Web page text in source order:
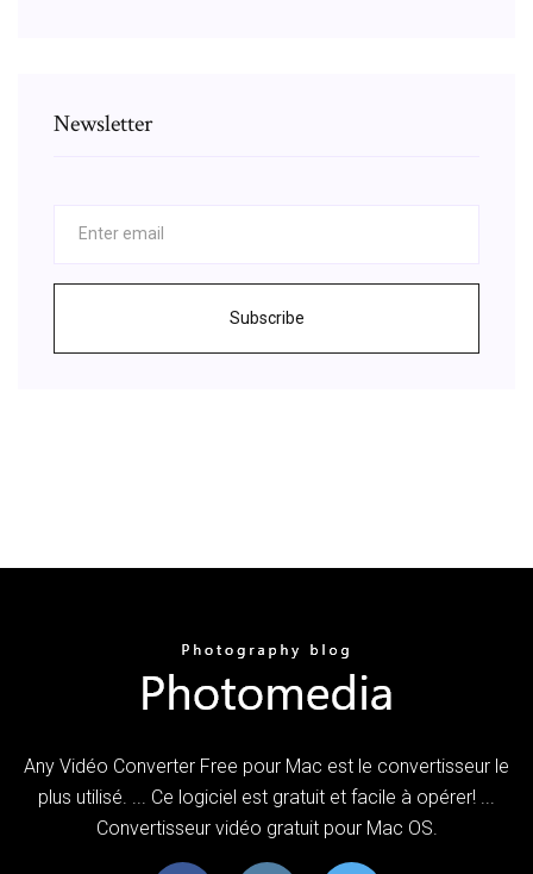
Newsletter
Subscribe
Any Vidéo Converter Free pour Mac est le convertisseur le
plus utilisé. ... Ce logiciel est gratuit et facile à opérer! ...
Convertisseur vidéo gratuit pour Mac OS.